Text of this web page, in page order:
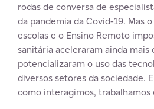
rodas de conversa de
da pandemia da Covid-19. Mas
escolas e o Ensino Remoto
sanitária aceleraram ainda
potencializaram o uso das
diversos setores da sociedade.
como interagimos, trabalhamos